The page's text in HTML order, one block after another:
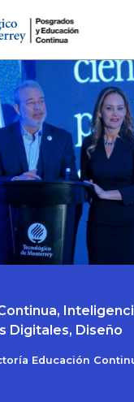
Digitales, Diseño
Educación